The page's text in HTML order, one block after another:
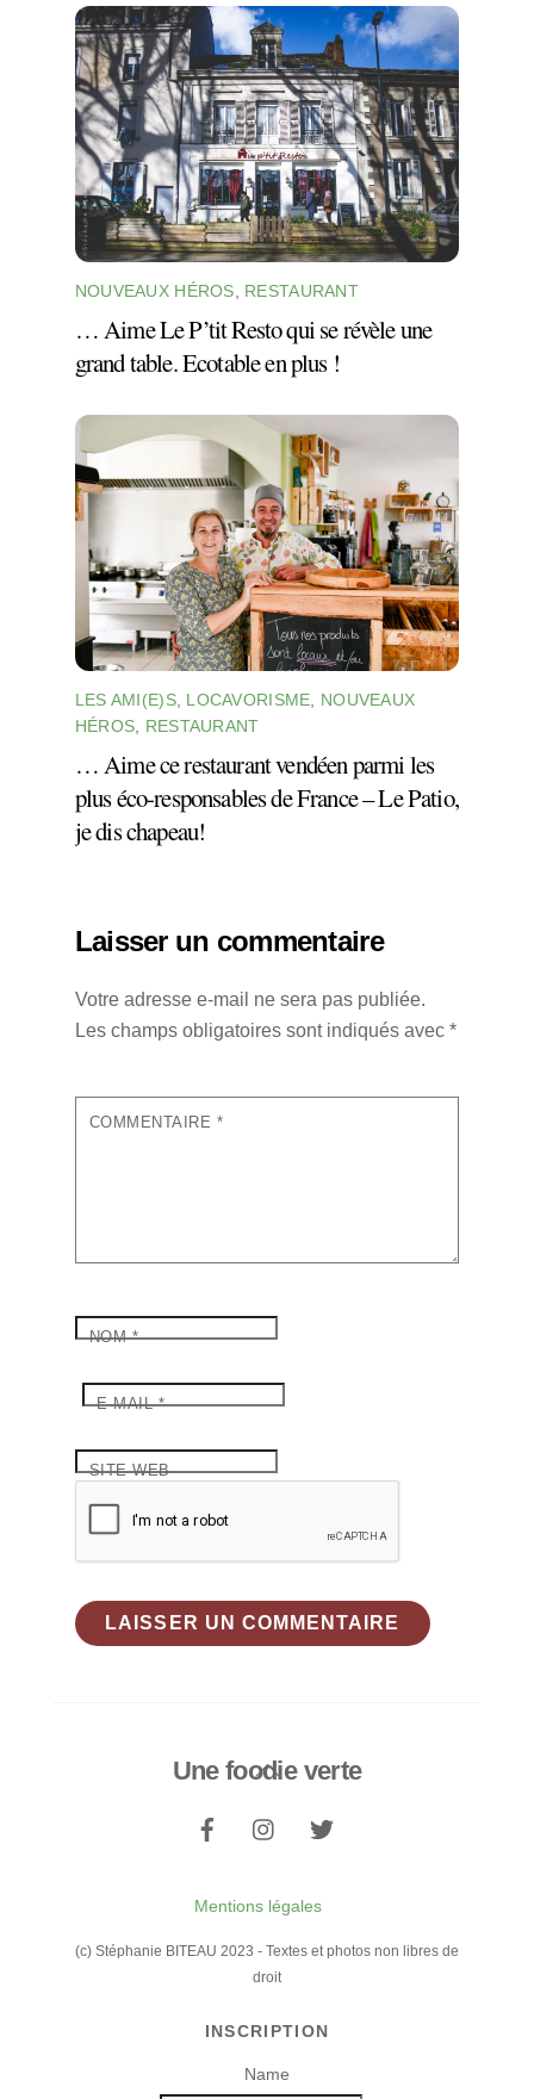
NOUVEAUX HÉROS RESTAURANT
… Aime Le P’tit Resto qui se révèle une
grand table. Ecotable en plus !
LES AMI(E)S, LOCAVORISME
NOUVEAUX
HÉROS
RESTAURANT
… Aime ce restaurant vendéen parmi les
plus éco-responsables de France – Le Patio,
je dis chapeau!
Laisser un commentaire
Votre adresse e-mail ne sera pas publiée.
Les champs obligatoires sont indiqués avec *
COMMENTAIRE *
NOM*
E-MAIL*
SITE WEB
Back
Top
Une foodie verte
Mentions légales
(c) Stéphanie BITEAU 2023 - Textes et photos non libres de
droit
INSCRIPTION
Name